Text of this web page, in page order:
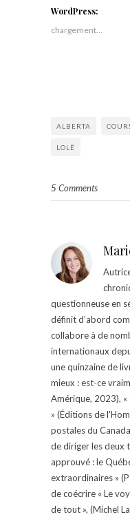
WordPress:
chargement…
ALBERTA
LOLË
5 Comments
questionneuse en
définit d’abord
collabore à de
internationaux
une quinzaine de
mieux : est-ce
Amérique, 2023),
» (Éditions de
postales du
de diriger les deux
approuvé : le
extraordinaires »
de coécrire « Le
de tout », (Michel